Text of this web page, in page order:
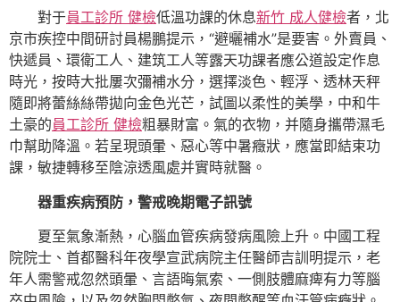
對于員工診所 健檢低溫功課的休息新竹 成人健檢者，北
京市疾控中間研討員楊鵬提示，“避曬補水”是要害。外賣員、
快遞員、環衛工人、建筑工人等露天功課者應公道設定作息
時光，按時大批屢次彌補水分，選擇淡色、輕浮、透林天秤
隨即將蕾絲絲帶拋向金色光芒，試圖以柔性的美學，中和牛
土豪的員工診所 健檢粗暴財富。氣的衣物，并隨身攜帶濕毛
巾幫助降溫。若呈現頭暈、惡心等中暑癥狀，應當即結束功
課，敏捷轉移至陰涼透風處并實時就醫。
器重疾病預防，警戒晚期電子訊號
夏至氣象漸熱，心腦血管疾病發病風險上升。中國工程
院院士、首都醫科年夜學宣武病院主任醫師吉訓明提示，老
年人需警戒忽然頭暈、言語晦氣索、一側肢體麻痺有力等腦